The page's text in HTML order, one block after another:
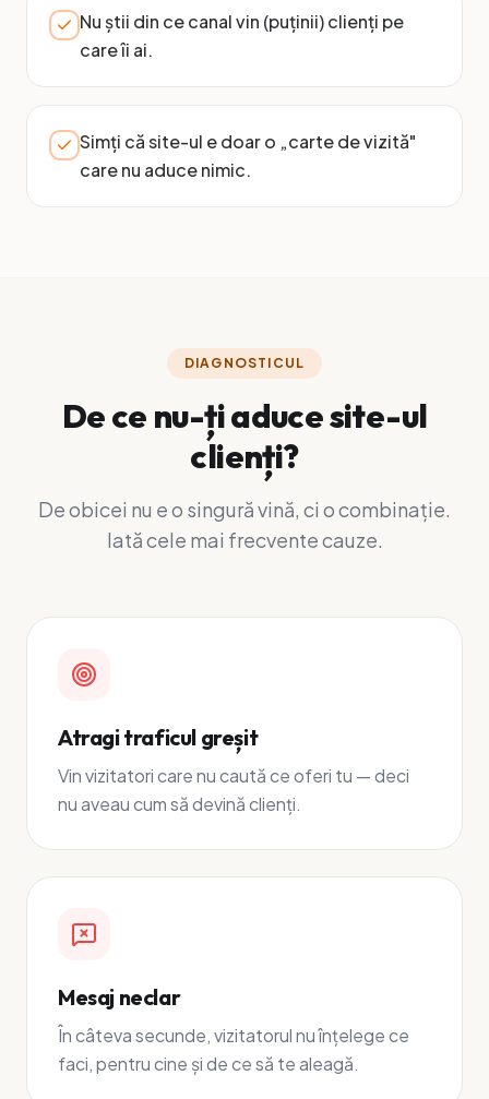
Nu știi din ce canal vin (puținii) clienți pe
care îi ai.
Simți că site-ul e doar o „carte de vizită"
care nu aduce nimic.
DIAGNOSTICUL
De ce nu-ți aduce site-ul
clienți?
De obicei nu e o singură vină, ci o combinație.
Iată cele mai frecvente cauze.
Atragi traficul greșit
Vin vizitatori care nu caută ce oferi tu — deci
nu aveau cum să devină clienți.
Mesaj neclar
În câteva secunde, vizitatorul nu înțelege ce
faci, pentru cine și de ce să te aleagă.